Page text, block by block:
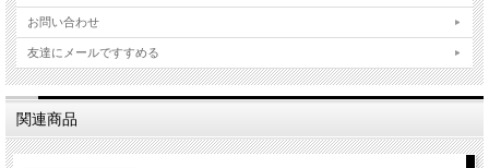
お問い合わせ
友達にメールですすめる
関連商品